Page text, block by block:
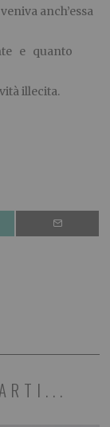
anch’essa
e quanto
illecita.